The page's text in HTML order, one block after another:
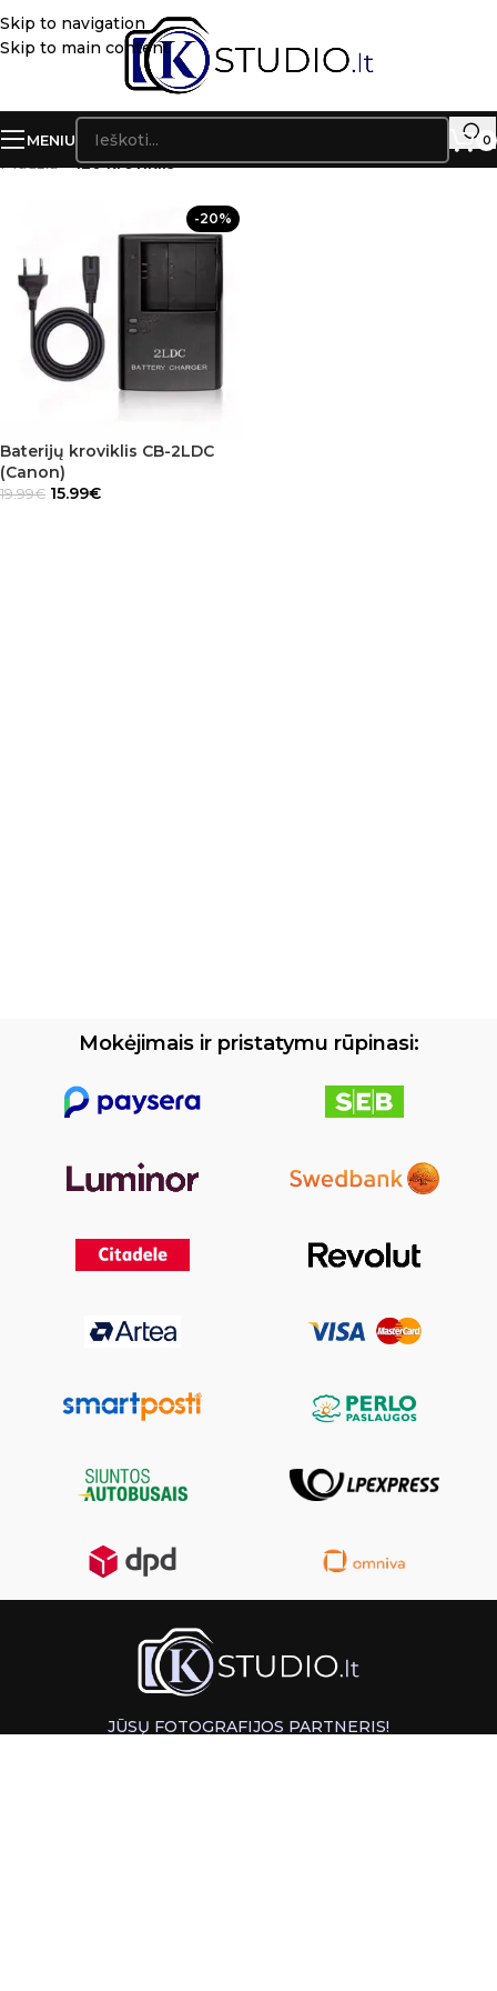
Skip to navigation
Skip to main content
MENIU 0
Pradžia»120 kroviklis
-20%
Baterijų kroviklis CB-2LDC
(Canon)
19.99€ 15.99€
Mokėjimais ir pristatymu rūpinasi:
JŪSŲ FOTOGRAFIJOS PARTNERIS!